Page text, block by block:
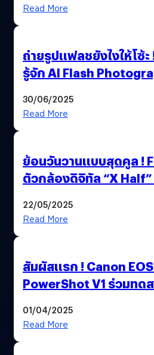
Read More
ถ่ายรูปแฟลชยังไงให้โซ้ะ
รู้จัก AI Flash
30/06/2025
Read More
ย้อนวันวานแบบสุดคูล !
ตัวกล้องดิจิทัล “X
22/05/2025
Read More
สัมผัสแรก ! Canon
PowerShot V1 ร่วมท
01/04/2025
Read More